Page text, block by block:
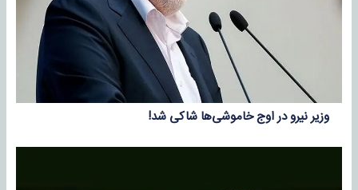
وزیر نیرو در اوج خاموشی‌ها شاکی شد!